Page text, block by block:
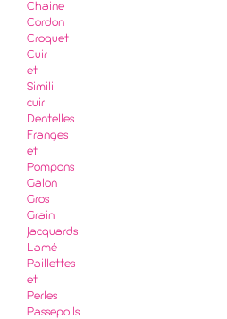
Chaine
Cordon
Croquet
Cuir
et
Simili
cuir
Dentelles
Franges
et
Pompons
Galon
Gros
Grain
Jacquards
Lamé
Paillettes
et
Perles
Passepoils